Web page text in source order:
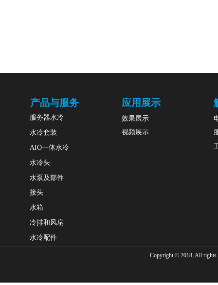
Copyright © 2018, All
产品与服务
效果展示
视频展示
应用展示
服务器水冷
水冷套装
AIO一体水冷
水冷头
水泵及部件
接头
水箱
冷排和风扇
水冷配件